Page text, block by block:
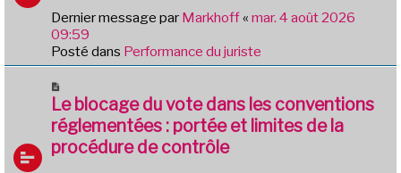
g
e
a
u
m
s
a
g
Dernier message par Markhoff« mar. 4 août 2026
09:59
Posté dans Performance du juriste
o
u
v
e
Le blocage du vote dans les conventions
réglementées : portée et limites de la
procédure de contrôle